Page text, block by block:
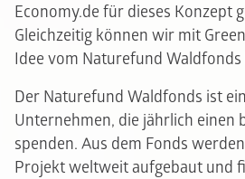
Economy.de für dieses Konzept
Gleichzeitig können wir mit
Idee vom Naturefund Waldfonds
Der Naturefund Waldfonds ist
Unternehmen, die jährlich einen
spenden. Aus dem Fonds
Projekt weltweit aufgebaut und